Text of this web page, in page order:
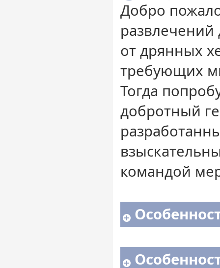
Добро
развлечений
от дрянных
требующих
Тогда
добротный
командой